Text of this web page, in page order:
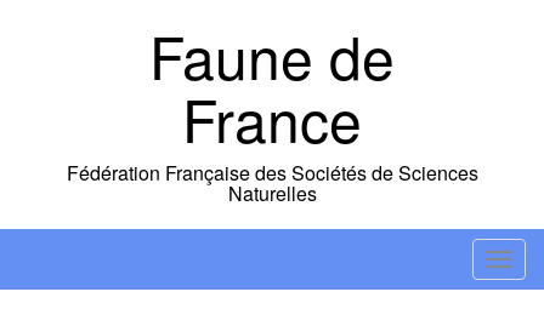
Faune de
France
Fédération Française des Sociétés de Sciences
Naturelles
T
o